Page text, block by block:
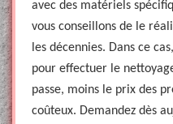
avec des matériels
vous conseillons de le
les décennies. Dans ce
pour effectuer le
passe, moins le prix des
coûteux. Demandez dès